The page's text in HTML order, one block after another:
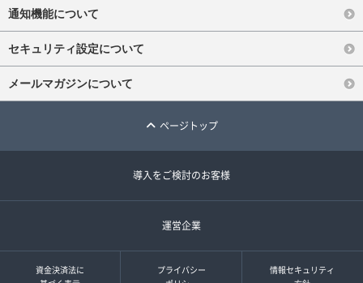
通知機能について
セキュリティ設定について
メールマガジンについて
ページトップ
導入をご検討のお客様
運営企業
資金決済法に
プライバシー
情報セキュリティ